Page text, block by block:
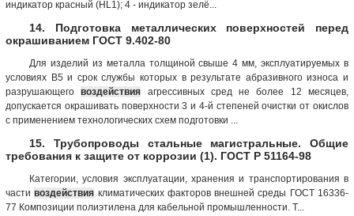
индикатор красный (НL1); 4 - индикатор зелё...
14. Подготовка металлических поверхностей перед
окрашиванием ГОСТ 9.402-80
Для изделий из металла толщиной свыше 4 мм, эксплуатируемых в
условиях В5 и срок службы которых в результате абразивного износа и
разрушающеговоздействия агрессивных сред не более 12 месяцев,
допускается окрашивать поверхности 3 и 4-й степеней очистки от окислов
с применением технологических схем подготовки ...
15. Трубопроводы стальные магистральные. Общие
требования к защите от коррозии (1). ГОСТ Р 51164-98
Категории, условия эксплуатации, хранения и транспортирования в
частивоздействия климатических факторов внешней среды ГОСТ 16336-
77 Композиции полиэтилена для кабельной промышленности. Т...